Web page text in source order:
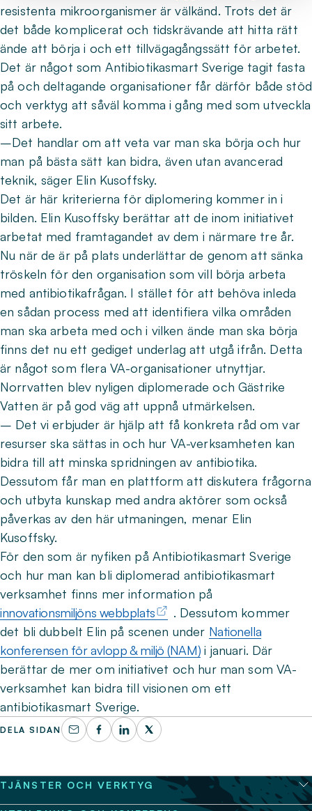
resistenta mikroorganismer är välkänd. Trots det är
det både komplicerat och tidskrävande att hitta rätt
ände att börja i och ett tillvägagångssätt för arbetet.
Det är något som Antibiotikasmart Sverige tagit fasta
på och deltagande organisationer får därför både stöd
och verktyg att såväl komma i gång med som utveckla
sitt arbete.
–Det handlar om att veta var man ska börja och hur
man på bästa sätt kan bidra, även utan avancerad
teknik, säger Elin Kusoffsky.
Det är här kriterierna för diplomering kommer in i
bilden. Elin Kusoffsky berättar att de inom initiativet
arbetat med framtagandet av dem i närmare tre år.
Nu när de är på plats underlättar de genom att sänka
tröskeln för den organisation som vill börja arbeta
med antibiotikafrågan. I stället för att behöva inleda
en sådan process med att identifiera vilka områden
man ska arbeta med och i vilken ände man ska börja
finns det nu ett gediget underlag att utgå ifrån. Detta
är något som flera VA-organisationer utnyttjar.
Norrvatten blev nyligen diplomerade och Gästrike
Vatten är på god väg att uppnå utmärkelsen.
– Det vi erbjuder är hjälp att få konkreta råd om var
resurser ska sättas in och hur VA-verksamheten kan
bidra till att minska spridningen av antibiotika.
Dessutom får man en plattform att diskutera frågorna
och utbyta kunskap med andra aktörer som också
påverkas av den här utmaningen, menar Elin
Kusoffsky.
För den som är nyfiken på Antibiotikasmart Sverige
och hur man kan bli diplomerad antibiotikasmart
verksamhet finns mer information på
innovationsmiljöns webbplats
. Dessutom kommer
det bli dubbelt Elin på scenen under Nationella
konferensen för avlopp & miljö (NAM) i januari. Där
berättar de mer om initiativet och hur man som VA-
verksamhet kan bidra till visionen om ett
antibiotikasmart Sverige.
DELA SIDAN
TJÄNSTER OCH VERKTYG